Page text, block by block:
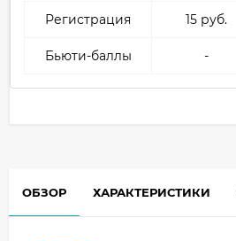
Регистрация 15 руб.
Бьюти-баллы -
ОБЗОР ХАРАКТЕРИСТИКИ